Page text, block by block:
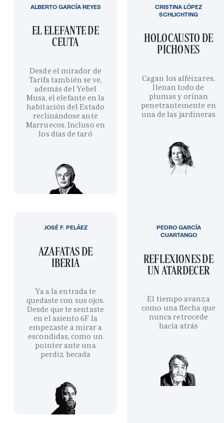
EL ELEFANTE DE
CEUTA
Desde el mirador de
Tarifa también se ve,
además del Yebel
Musa, el elefante en la
habitación del Estado
reclinándose ante
Marruecos. Incluso en
los días de taró
ALBERTO GARCÍA REYES
HOLOCAUSTO DE
PICHONES
Cagan los alféizares,
llenan todo de
plumas y orinan
penetrantemente en
una de las jardineras
CRISTINA LÓPEZ
SCHLICHTING
AZAFATAS DE
IBERIA
Ya a la entrada te
quedaste con sus ojos.
Desde que te sentaste
en el asiento 6F la
empezaste a mirar a
escondidas, como un
pointer ante una
perdiz becada
JOSÉ F. PELÁEZ
REFLEXIONES DE
UN ATARDECER
El tiempo avanza
como una flecha que
nunca retrocede
hacia atrás
PEDRO GARCÍA
CUARTANGO